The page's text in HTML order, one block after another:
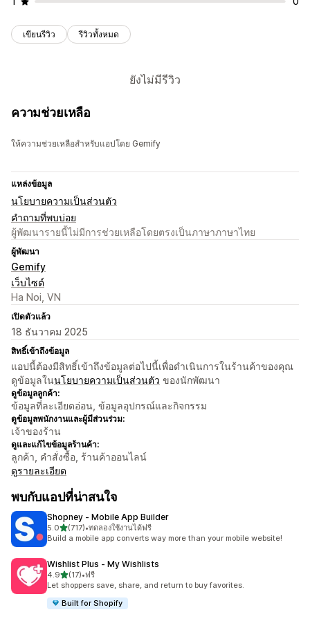
เขียนรีวิว รีวิวทั้งหมด
ยังไม่มีรีวิว
ความช่วยเหลือ
ให้ความช่วยเหลือสำหรับแอปโดย Gemify
แหล่งข้อมูล
นโยบายความเป็นส่วนตัว
คำถามที่พบบ่อย
ผู้พัฒนารายนี้ไม่มีการช่วยเหลือโดยตรงเป็นภาษาภาษาไทย
ผู้พัฒนา
Gemify
เว็บไซต์
Ha Noi, VN
เปิดตัวแล้ว
18 ธันวาคม 2025
สิทธิ์เข้าถึงข้อมูล
แอปนี้ต้องมีสิทธิ์เข้าถึงข้อมูลต่อไปนี้เพื่อดำเนินการในร้านค้าของคุณ
ดูข้อมูลในนโยบายความเป็นส่วนตัว ของนักพัฒนา
ดูข้อมูลลูกค้า:
ข้อมูลที่ละเอียดอ่อน, ข้อมูลอุปกรณ์และกิจกรรม
ดูข้อมูลพนักงานและผู้มีส่วนร่วม:
เจ้าของร้าน
ดูและแก้ไขข้อมูลร้านค้า:
ลูกค้า, คำสั่งซื้อ, ร้านค้าออนไลน์
ดูรายละเอียด
พบกับแอปที่น่าสนใจ
Shopney ‑ Mobile App Builder
5.0เต็ม 5 ดาว
(717)
ทั้งหมด 717 รีวิว
•ทดลองใช้งานได้ฟรี
Build a mobile app converts way more than your mobile website!
Wishlist Plus ‑ My Wishlists
4.9เต็ม 5 ดาว
(17)
ทั้งหมด 17 รีวิว
•ฟรี
Let shoppers save, share, and return to buy favorites.
Built for Shopify